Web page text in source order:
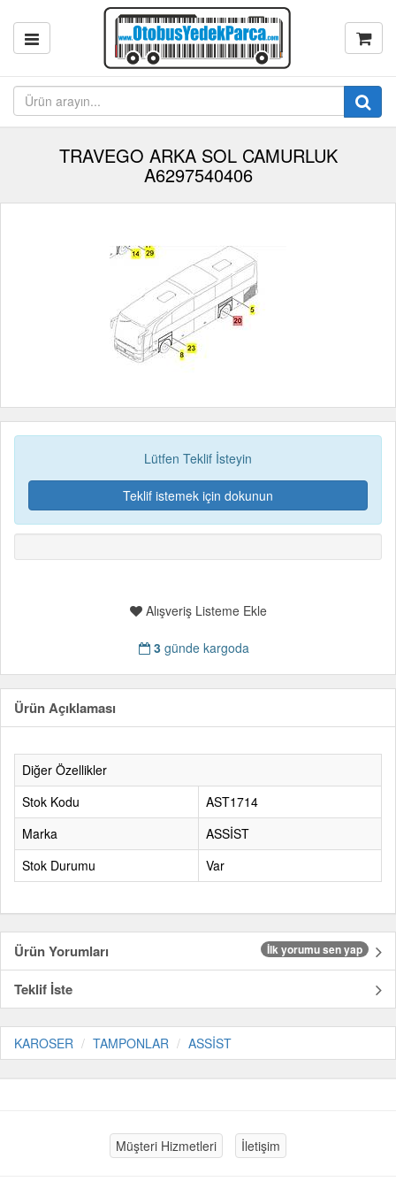
TRAVEGO ARKA SOL CAMURLUK
A6297540406
Lütfen Teklif İsteyin
Teklif istemek için dokunun
Alışveriş Listeme Ekle
3günde kargoda
Ürün Açıklaması
Diğer Özellikler
Stok Kodu
AST1714
Marka
ASSİST
Stok Durumu
Var
Ürün Yorumları İlk yorumu sen yap
Teklif İste
KAROSER TAMPONLAR ASSİST
Müşteri Hizmetleri İletişim